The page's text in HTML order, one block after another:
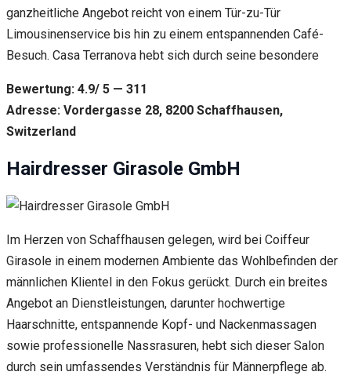
ganzheitliche Angebot reicht von einem Tür-zu-Tür
Limousinenservice bis hin zu einem entspannenden Café-
Besuch. Casa Terranova hebt sich durch seine besondere
Bewertung: 4.9/ 5 — 311
Adresse: Vordergasse 28, 8200 Schaffhausen,
Switzerland
Hairdresser Girasole GmbH
Im Herzen von Schaffhausen gelegen, wird bei Coiffeur
Girasole in einem modernen Ambiente das Wohlbefinden der
männlichen Klientel in den Fokus gerückt. Durch ein breites
Angebot an Dienstleistungen, darunter hochwertige
Haarschnitte, entspannende Kopf- und Nackenmassagen
sowie professionelle Nassrasuren, hebt sich dieser Salon
durch sein umfassendes Verständnis für Männerpflege ab.